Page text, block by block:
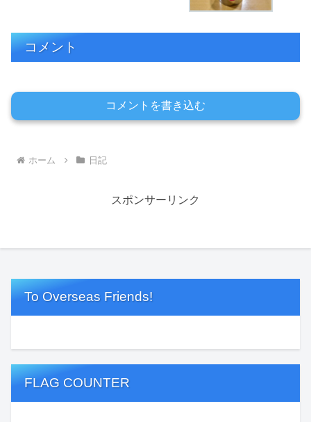
コメント
コメントを書き込む
ホーム 日記
スポンサーリンク
To Overseas Friends!
FLAG COUNTER